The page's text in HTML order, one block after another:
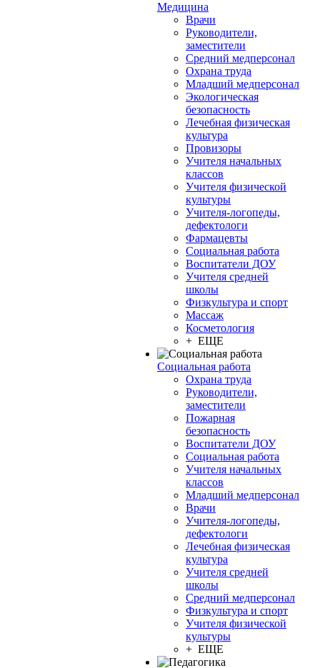
Медицина
Врачи
Руководители,
заместители
Средний медперсонал
Охрана труда
Младший медперсонал
Экологическая
безопасность
Лечебная физическая
культура
Провизоры
Учителя начальных
классов
Учителя физической
культуры
Учителя-логопеды,
дефектологи
Фармацевты
Социальная работа
Воспитатели ДОУ
Учителя средней
школы
Физкультура и спорт
Массаж
Косметология
+ ЕЩЕ
Социальная работа
Охрана труда
Руководители,
заместители
Пожарная
безопасность
Воспитатели ДОУ
Социальная работа
Учителя начальных
классов
Младший медперсонал
Врачи
Учителя-логопеды,
дефектологи
Лечебная физическая
культура
Учителя средней
школы
Средний медперсонал
Физкультура и спорт
Учителя физической
культуры
+ ЕЩЕ